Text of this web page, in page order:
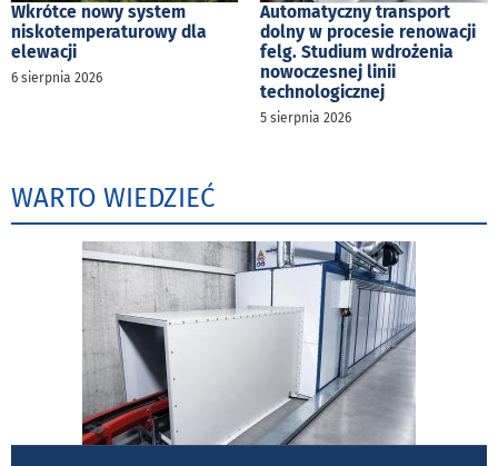
Wkrótce nowy system
niskotemperaturowy dla
elewacji
6 sierpnia 2026
Automatyczny transport
dolny w procesie renowacji
felg. Studium wdrożenia
nowoczesnej linii
technologicznej
5 sierpnia 2026
WARTO WIEDZIEĆ